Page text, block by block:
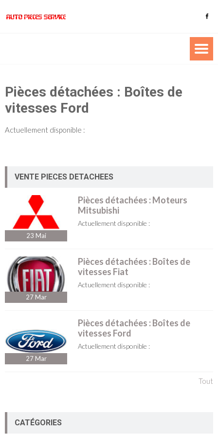
Pièces détachées : Boîtes de
vitesses Ford
Actuellement disponible :
VENTE PIECES DETACHEES
23 Mai
Pièces détachées : Moteurs
Mitsubishi
Actuellement disponible :
27 Mar
Pièces détachées : Boîtes de
vitesses Fiat
Actuellement disponible :
27 Mar
Pièces détachées : Boîtes de
vitesses Ford
Actuellement disponible :
Tout
CATÉGORIES